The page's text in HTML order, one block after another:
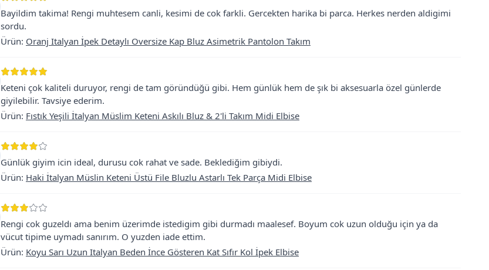
Bayildim takima! Rengi muhtesem canli, kesimi de cok farkli. Gercekten harika bi parca. Herkes nerden aldigimi
sordu.
Ürün: Oranj Italyan İpek Detaylı Oversize Kap Bluz Asimetrik Pantolon Takım
Keteni çok kaliteli duruyor, rengi de tam göründüğü gibi. Hem günlük hem de şık bi aksesuarla özel günlerde
giyilebilir. Tavsiye ederim.
Ürün: Fıstık Yeşili İtalyan Müslim Keteni Askılı Bluz & 2'li Takım Midi Elbise
Günlük giyim icin ideal, durusu cok rahat ve sade. Beklediğim gibiydi.
Ürün: Haki İtalyan Müslin Keteni Üstü File Bluzlu Astarlı Tek Parça Midi Elbise
Rengi cok guzeldı ama benim üzerimde istedigim gibi durmadı maalesef. Boyum cok uzun olduğu için ya da
vücut tipime uymadı sanırım. O yuzden iade ettim.
Ürün: Koyu Sarı Uzun Italyan Beden İnce Gösteren Kat Sıfır Kol İpek Elbise